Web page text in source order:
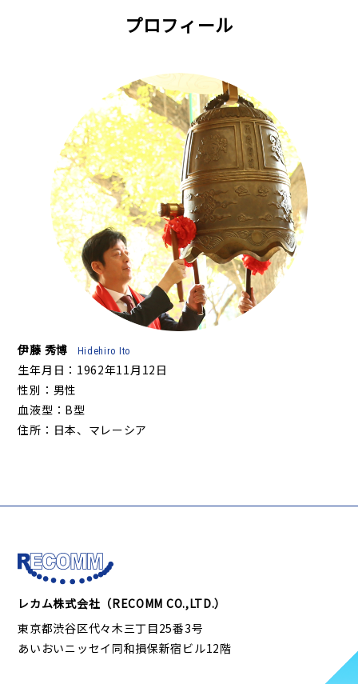
プロフィール
伊藤 秀博 Hidehiro Ito
生年月日：1962年11月12日
性別：男性
血液型：B型
住所：日本、マレーシア
レカム株式会社（RECOMM CO.,LTD.）
東京都渋谷区代々木三丁目25番3号
あいおいニッセイ同和損保新宿ビル12階